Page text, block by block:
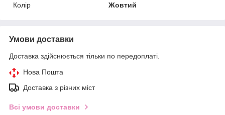
Колір
Жовтий
Умови доставки
Доставка здійснюється тільки по передоплаті.
Нова Пошта
Доставка з різних міст
Всі умови доставки